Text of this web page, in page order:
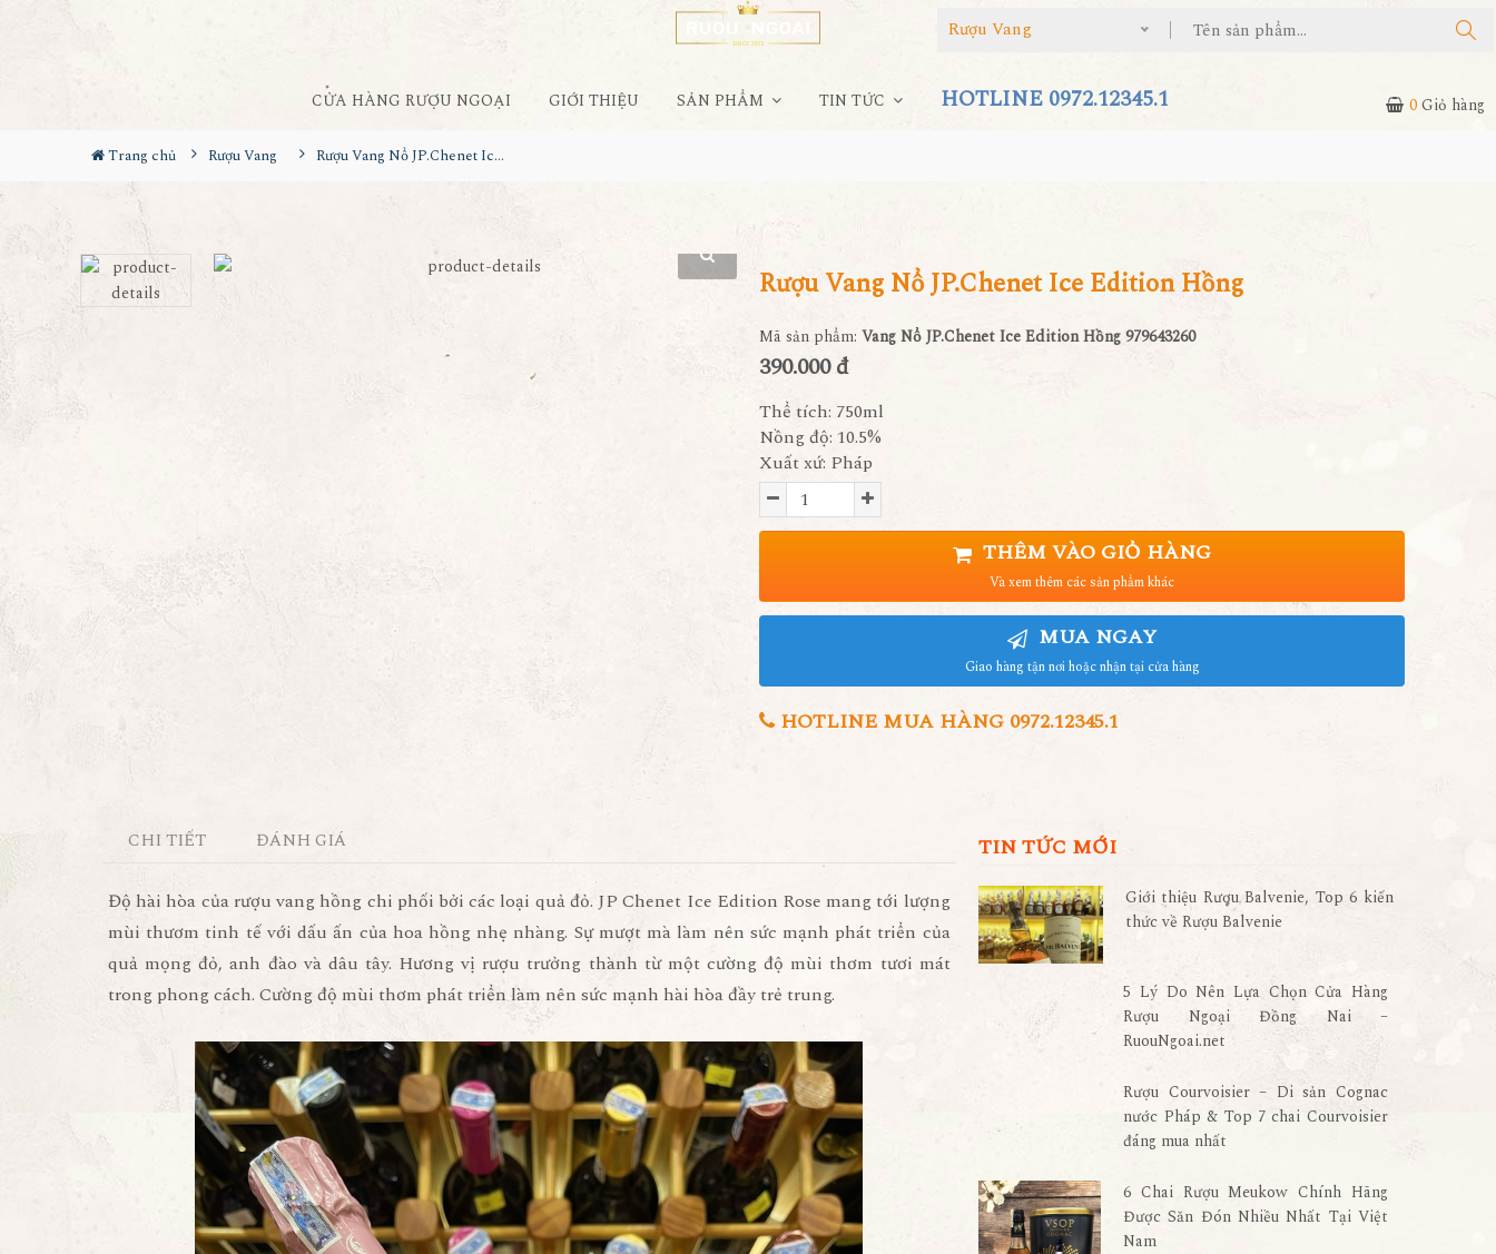
Rượu Vang
CỬA HÀNG RƯỢU NGOẠI GIỚI THIỆU SẢN PHẨM TIN TỨC HOTLINE 0972.12345.1 0Giỏ hàng
Trang chủ Rượu Vang Rượu Vang Nổ JP.Chenet Ice Edition Hồng
Rượu Vang Nổ JP.Chenet Ice Edition Hồng
Mã sản phẩm: Vang Nổ JP.Chenet Ice Edition Hồng 979643260
390.000 đ
Thể tích: 750ml
Nồng độ: 10.5%
Xuất xứ: Pháp
THÊM VÀO GIỎ HÀNG
Và xem thêm các sản phẩm khác
MUA NGAY
Giao hàng tận nơi hoặc nhận tại cửa hàng
HOTLINE MUA HÀNG 0972.12345.1
CHI TIẾT ĐÁNH GIÁ
Độ hài hòa của rượu vang hồng chi phối bởi các loại quả đỏ.JP Chenet Ice Edition Rose mang tới lượng
mùi thươm tinh tế với dấu ấn của hoa hồng nhẹ nhàng. Sự mượt mà làm nên sức mạnh phát triển của
quả mọng đỏ, anh đào và dâu tây. Hương vị rượu trưởng thành từ một cường độ mùi thơm tươi mát
trong phong cách. Cường độ mùi thơm phát triển làm nên sức mạnh hài hòa đầy trẻ trung.
TIN TỨC MỚI
Giới thiệu Rượu Balvenie, Top 6 kiến
thức về Rượu Balvenie
5 Lý Do Nên Lựa Chọn Cửa Hàng
Rượu Ngoại Đồng Nai –
RuouNgoai.net
Rượu Courvoisier – Di sản Cognac
nước Pháp & Top 7 chai Courvoisier
đáng mua nhất
6 Chai Rượu Meukow Chính Hãng
Được Săn Đón Nhiều Nhất Tại Việt
Nam